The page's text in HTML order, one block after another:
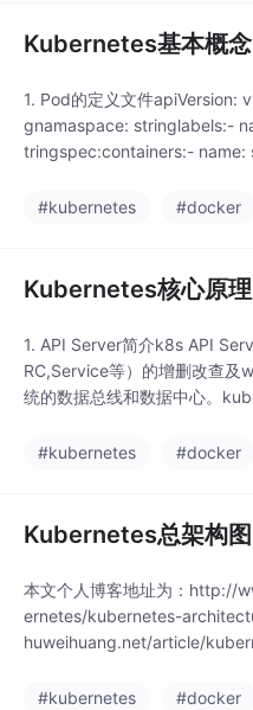
Kubernetes基本概
1. Pod的定义文件apiVersion:
gnamaspace: stringlabels:-
tringspec:containers:- name:
#kubernetes #docker
Kubernetes核心原
1. API Server简介k8s API
RC,Service等）的增删改查及
统的数据总线和数据中心。
态变更)；提供其他模块之间
#kubernetes #docker
Kubernetes总架构图
本文个人博客地址为：http://
ernetes/kubernetes-
huweihuang.net/article/
#kubernetes
#docker